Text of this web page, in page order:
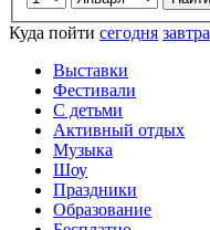
Куда пойти сегодня завтра
Выставки
Фестивали
С детьми
Активный отдых
Музыка
Шоу
Праздники
Образование